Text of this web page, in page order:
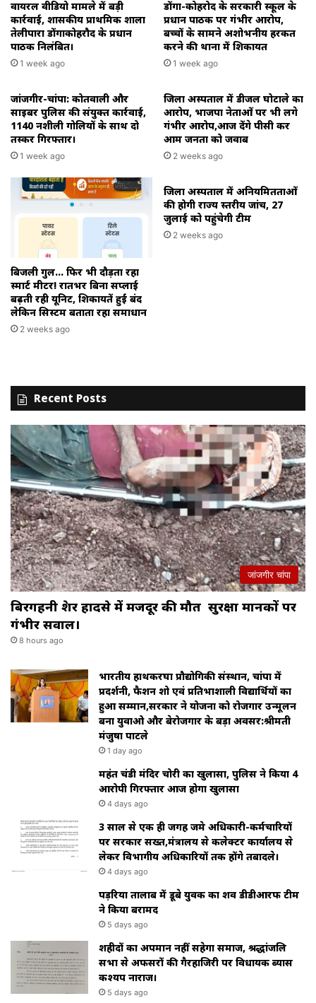
वायरल वीडियो मामले में बड़ी
कार्रवाई, शासकीय प्राथमिक शाला
तेलीपारा डोंगाकोहरौद के प्रधान
पाठक निलंबित।
1 week ago
डोंगा-कोहरोद के सरकारी स्कूल के
प्रधान पाठक पर गंभीर आरोप,
बच्चों के सामने अशोभनीय हरकत
करने की थाना में शिकायत
1 week ago
जांजगीर-चांपा: कोतवाली और
साइबर पुलिस की संयुक्त कार्रवाई,
1140 नशीली गोलियों के साथ दो
तस्कर गिरफ्तार।
1 week ago
जिला अस्पताल में डीजल घोटाले का
आरोप, भाजपा नेताओं पर भी लगे
गंभीर आरोप,आज देंगे पीसी कर
आम जनता को जवाब
2 weeks ago
बिजली गुल… फिर भी दौड़ता रहा
स्मार्ट मीटर! रातभर बिना सप्लाई
बढ़ती रही यूनिट, शिकायतें हुईं बंद
लेकिन सिस्टम बताता रहा समाधान
2 weeks ago
जिला अस्पताल में अनियमितताओं
की होगी राज्य स्तरीय जांच, 27
जुलाई को पहुंचेगी टीम
2 weeks ago
Recent Posts
जांजगीर चांपा
बिरगहनी क्रेशर हादसे में मजदूर की मौत सुरक्षा मानकों पर
गंभीर सवाल।
8 hours ago
भारतीय हाथकरघा प्रौद्योगिकी संस्थान, चांपा में
प्रदर्शनी, फैशन शो एवं प्रतिभाशाली विद्यार्थियों का
हुआ सम्मान,सरकार ने योजना को रोजगार उन्मूलन
बना युवाओ और बेरोजगार के बड़ा अवसर:श्रीमती
मंजुषा पाटले
1 day ago
महंत चंडी मंदिर चोरी का खुलासा, पुलिस ने किया 4
आरोपी गिरफ्तार आज होगा खुलासा
4 days ago
3 साल से एक ही जगह जमे अधिकारी-कर्मचारियों
पर सरकार सख्त,मंत्रालय से कलेक्टर कार्यालय से
लेकर विभागीय अधिकारियों तक होंगे तबादले।
4 days ago
पड़रिया तालाब में डूबे युवक का शव डीडीआरफ टीम
ने किया बरामद
5 days ago
शहीदों का अपमान नहीं सहेगा समाज, श्रद्धांजलि
सभा से अफसरों की गैरहाजिरी पर विधायक ब्यास
कश्यप नाराज।
5 days ago